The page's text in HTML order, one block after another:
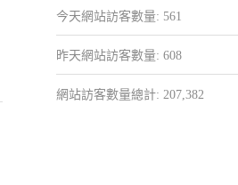
今天網站訪客數量: 561
昨天網站訪客數量: 608
網站訪客數量總計: 207,382